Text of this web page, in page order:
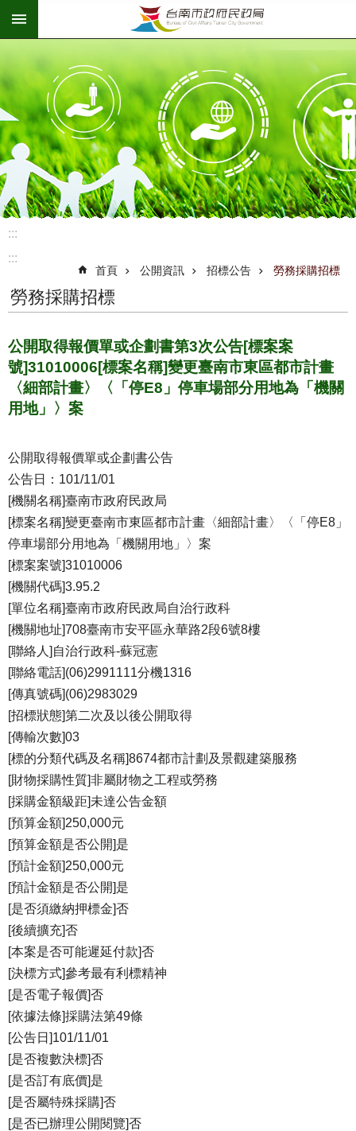
跳到主要內容區塊
:::
:::
首頁 公開資訊 招標公告 勞務採購招標
勞務採購招標
公開取得報價單或企劃書第3次公告[標案案
號]31010006[標案名稱]變更臺南市東區都市計畫
〈細部計畫〉〈「停E8」停車場部分用地為「機關
用地」〉案
公開取得報價單或企劃書公告
公告日：101/11/01
[機關名稱]臺南市政府民政局
[標案名稱]變更臺南市東區都市計畫〈細部計畫〉〈「停E8」
停車場部分用地為「機關用地」〉案
[標案案號]31010006
[機關代碼]3.95.2
[單位名稱]臺南市政府民政局自治行政科
[機關地址]708臺南市安平區永華路2段6號8樓
[聯絡人]自治行政科-蘇冠憲
[聯絡電話](06)2991111分機1316
[傳真號碼](06)2983029
[招標狀態]第二次及以後公開取得
[傳輸次數]03
[標的分類代碼及名稱]8674都市計劃及景觀建築服務
[財物採購性質]非屬財物之工程或勞務
[採購金額級距]未達公告金額
[預算金額]250,000元
[預算金額是否公開]是
[預計金額]250,000元
[預計金額是否公開]是
[是否須繳納押標金]否
[後續擴充]否
[本案是否可能遲延付款]否
[決標方式]參考最有利標精神
[是否電子報價]否
[依據法條]採購法第49條
[公告日]101/11/01
[是否複數決標]否
[是否訂有底價]是
[是否屬特殊採購]否
[是否已辦理公開閱覽]否